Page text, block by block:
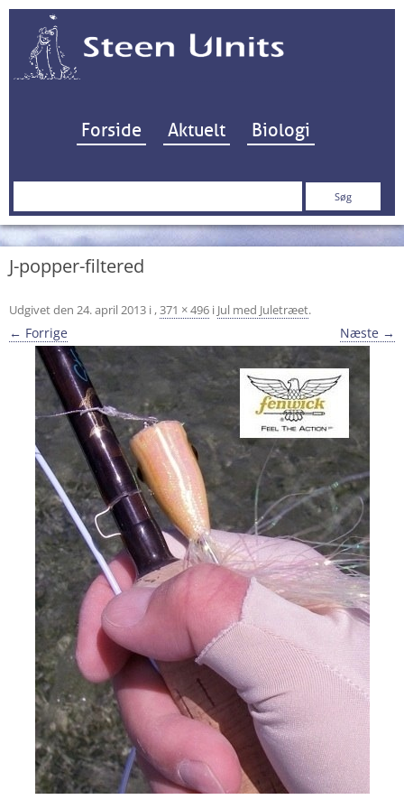
Hop til indhold
Forside Aktuelt Biologi
Søg
J-popper-filtered
Udgivet den 24. april 2013 i ,371 × 496 i Jul med Juletræet.
← Forrige Næste →